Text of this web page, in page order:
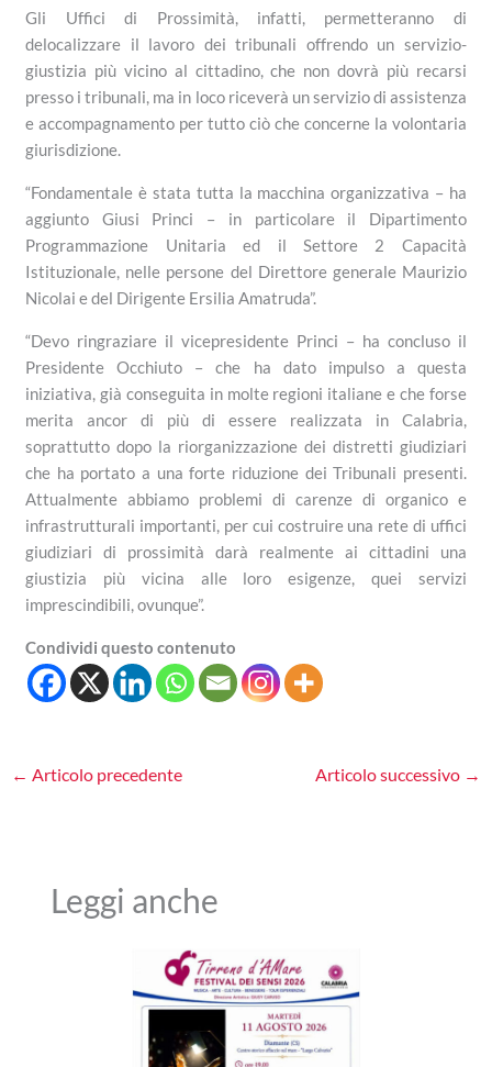
Gli Uffici di Prossimità, infatti, permetteranno di
delocalizzare il lavoro dei tribunali offrendo un servizio-
giustizia più vicino al cittadino, che non dovrà più recarsi
presso i tribunali, ma in loco riceverà un servizio di assistenza
e accompagnamento per tutto ciò che concerne la volontaria
giurisdizione.
“Fondamentale è stata tutta la macchina organizzativa – ha
aggiunto Giusi Princi – in particolare il Dipartimento
Programmazione Unitaria ed il Settore 2 Capacità
Istituzionale, nelle persone del Direttore generale Maurizio
Nicolai e del Dirigente Ersilia Amatruda”.
“Devo ringraziare il vicepresidente Princi – ha concluso il
Presidente Occhiuto – che ha dato impulso a questa
iniziativa, già conseguita in molte regioni italiane e che forse
merita ancor di più di essere realizzata in Calabria,
soprattutto dopo la riorganizzazione dei distretti giudiziari
che ha portato a una forte riduzione dei Tribunali presenti.
Attualmente abbiamo problemi di carenze di organico e
infrastrutturali importanti, per cui costruire una rete di uffici
giudiziari di prossimità darà realmente ai cittadini una
giustizia più vicina alle loro esigenze, quei servizi
imprescindibili, ovunque”.
Condividi questo contenuto
← Articolo precedente Articolo successivo →
Leggi anche